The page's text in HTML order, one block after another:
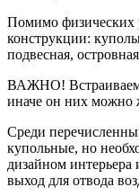
Помимо физических
конструкции:
подвесная,
ВАЖНО!
иначе он них можно
Среди
купольные, но
дизайном
выход для отвода